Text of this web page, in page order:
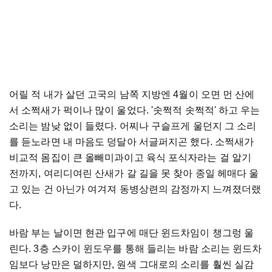
어릴 적 내가 살던 고국의 남쪽 지방엔 4월이 오면 먼 산에
서 소쩍새가 퍽이나 많이 울었다. '솟쩍적 솟쩍적'하고 우는
소리는 밤낮 없이 들렸다. 어찌나 구슬프게 울던지 그 소리
를 듣노라면 내 마음도 덩달아 서글퍼지곤 했다. 소쩍새가
비교적 몸집이 큰 올빼미과이고 육식 포식자라는 걸 알기
전까지 , 여리디여린 산새가 갈 길을 못 찾아 종일 헤매다 울
고 있는 건 아닌가 여겨져 동병상련의 감정까지
느껴졌더랬
다.
바람 부는 날이면 현관 입구에 매단 윈드차임이 챙그렁 울
린다. 3층 스카이 윈도우를 통해 들리는 바람 소리는 윈드차
임보다 낭만은 덜하지만, 원색 그대로의 소리를 훨씬 실감